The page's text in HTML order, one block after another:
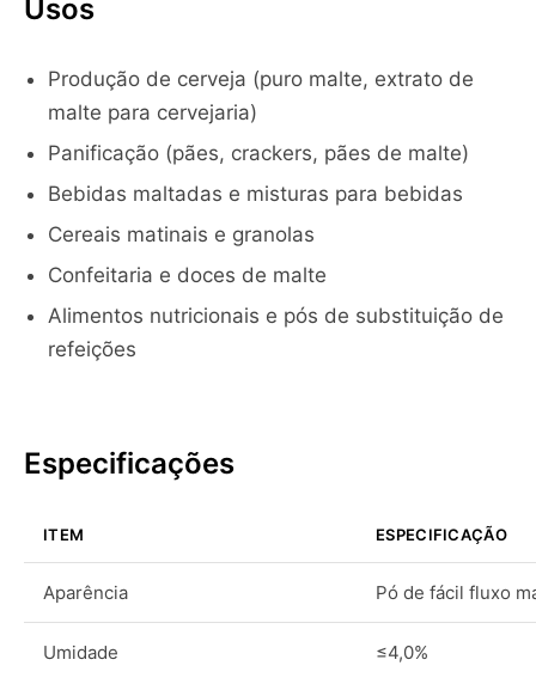
Usos
Produção de cerveja (puro malte, extrato de
malte para cervejaria)
Panificação (pães, crackers, pães de malte)
Bebidas maltadas e misturas para bebidas
Cereais matinais e granolas
Confeitaria e doces de malte
Alimentos nutricionais e pós de substituição de
refeições
Especificações
ITEM ESPECIFICAÇÃO
Aparência Pó de fácil fluxo
Umidade ≤4,0%